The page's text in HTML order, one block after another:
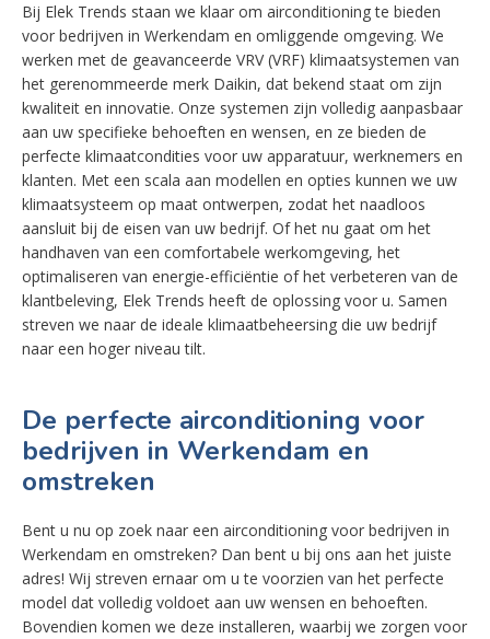
Bij Elek Trends staan we klaar om airconditioning te bieden
voor bedrijven in Werkendam en omliggende omgeving. We
werken met de geavanceerde VRV (VRF) klimaatsystemen van
het gerenommeerde merk Daikin, dat bekend staat om zijn
kwaliteit en innovatie. Onze systemen zijn volledig aanpasbaar
aan uw specifieke behoeften en wensen, en ze bieden de
perfecte klimaatcondities voor uw apparatuur, werknemers en
klanten. Met een scala aan modellen en opties kunnen we uw
klimaatsysteem op maat ontwerpen, zodat het naadloos
aansluit bij de eisen van uw bedrijf. Of het nu gaat om het
handhaven van een comfortabele werkomgeving, het
optimaliseren van energie-efficiëntie of het verbeteren van de
klantbeleving, Elek Trends heeft de oplossing voor u. Samen
streven we naar de ideale klimaatbeheersing die uw bedrijf
naar een hoger niveau tilt.
De perfecte airconditioning voor
bedrijven in Werkendam en
omstreken
Bent u nu op zoek naar een airconditioning voor bedrijven in
Werkendam en omstreken? Dan bent u bij ons aan het juiste
adres! Wij streven ernaar om u te voorzien van het perfecte
model dat volledig voldoet aan uw wensen en behoeften.
Bovendien komen we deze installeren, waarbij we zorgen voor